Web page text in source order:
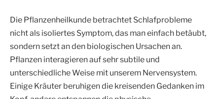
Die Pflanzenheilkunde betrachtet Schlafprobleme
nicht als isoliertes Symptom, das man einfach betäubt,
sondern setzt an den biologischen Ursachen an.
Pflanzen interagieren auf sehr subtile und
unterschiedliche Weise mit unserem Nervensystem.
Einige Kräuter beruhigen die kreisenden Gedanken im